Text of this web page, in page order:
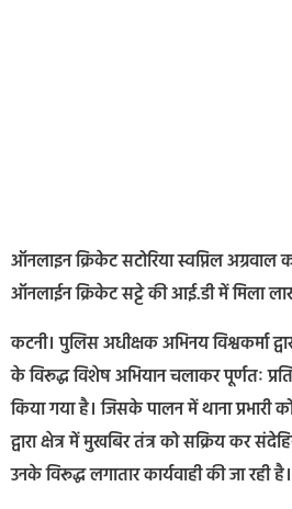
ऑनलाइन क्रिकेट सटोरिया स्वप्निल
ऑनलाईन क्रिकेट सट्टे की आई.डी में मिला
कटनी। पुलिस अधीक्षक अभिनय विश्वकर्मा
के विरूद्ध विशेष अभियान चलाकर पूर्णतः
किया गया है। जिसके पालन में थाना प्रभारी
द्वारा क्षेत्र में मुखबिर तंत्र को सक्रिय कर
उनके विरूद्ध लगातार कार्यवाही की जा रही है।